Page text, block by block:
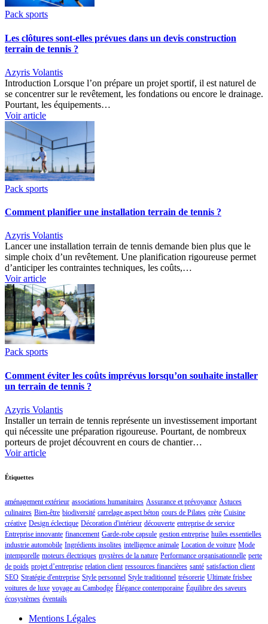
Pack sports
Les clôtures sont-elles prévues dans un devis construction
terrain de tennis ?
Azyris Volantis
Introduction Lorsque l’on prépare un projet sportif, il est naturel de
se concentrer sur le revêtement, les fondations ou encore le drainage.
Pourtant, les équipements…
Voir article
Pack sports
Comment planifier une installation terrain de tennis ?
Azyris Volantis
Lancer une installation terrain de tennis demande bien plus que le
simple choix d’un revêtement. Une planification rigoureuse permet
d’anticiper les contraintes techniques, les coûts,…
Voir article
Pack sports
Comment éviter les coûts imprévus lorsqu’on souhaite installer
un terrain de tennis ?
Azyris Volantis
Installer un terrain de tennis représente un investissement important
qui nécessite une préparation rigoureuse. Pourtant, de nombreux
porteurs de projet découvrent en cours de chantier…
Voir article
Étiquettes
aménagement extérieur associations humanitaires Assurance et prévoyance Astuces
culinaires Bien-être biodiversité carrelage aspect béton cours de Pilates crète Cuisine
créative Design éclectique Décoration d'intérieur découverte entreprise de service
Entreprise innovante financement Garde-robe capsule gestion entreprise huiles essentielles
industrie automobile Ingrédients insolites intelligence animale Location de voiture Mode
intemporelle moteurs électriques mystères de la nature Performance organisationnelle perte
de poids projet d’entreprise relation client ressources financières santé satisfaction client
SEO Stratégie d'entreprise Style personnel Style traditionnel trésorerie Ultimate frisbee
voitures de luxe voyage au Cambodge Élégance contemporaine Équilibre des saveurs
écosystèmes éventails
Mentions Légales